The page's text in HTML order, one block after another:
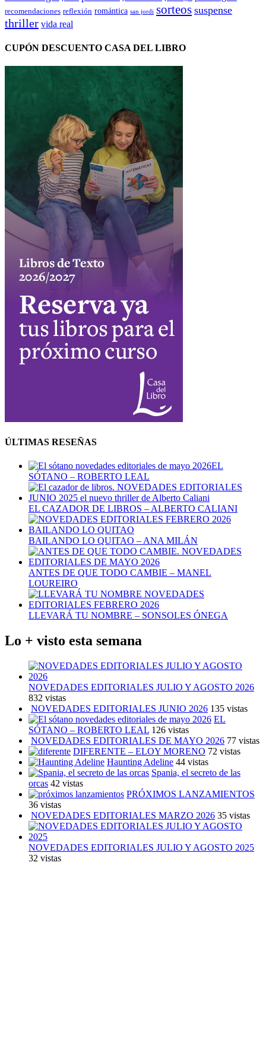
recomendaciones reflexión romántica san jordi sorteos suspense
thriller vida real
CUPÓN DESCUENTO CASA DEL LIBRO
ÚLTIMAS RESEÑAS
EL
SÓTANO – ROBERTO LEAL
EL CAZADOR DE LIBROS – ALBERTO CALIANI
BAILANDO LO QUITAO – ANA MILÁN
ANTES DE QUE TODO CAMBIE – MANEL
LOUREIRO
LLEVARÁ TU NOMBRE – SONSOLES ÓNEGA
Lo + visto esta semana
NOVEDADES EDITORIALES JULIO Y AGOSTO 2026
832 vistas
NOVEDADES EDITORIALES JUNIO 2026 135 vistas
EL
SÓTANO – ROBERTO LEAL 126 vistas
NOVEDADES EDITORIALES DE MAYO 2026 77 vistas
DIFERENTE – ELOY MORENO 72 vistas
Haunting Adeline 44 vistas
Spania, el secreto de las
orcas 42 vistas
PRÓXIMOS LANZAMIENTOS
36 vistas
NOVEDADES EDITORIALES MARZO 2026 35 vistas
NOVEDADES EDITORIALES JULIO Y AGOSTO 2025
32 vistas